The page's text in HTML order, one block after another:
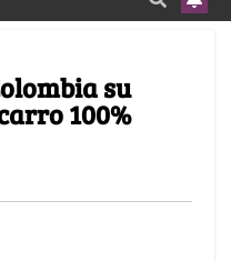
su
100%